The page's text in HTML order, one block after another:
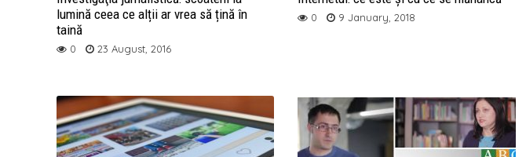
lumină ceea ce alții ar vrea să țină în
taină
0 23 August, 2016
0 9 January, 2018